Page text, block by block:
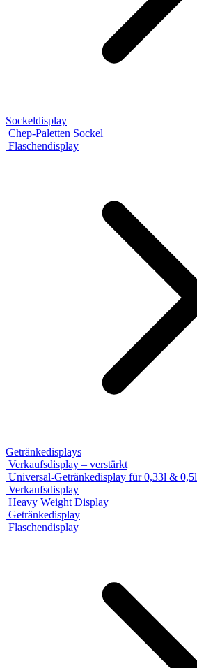
Sockeldisplay
Chep-Paletten Sockel
Flaschendisplay
Getränkedisplays
Verkaufsdisplay – verstärkt
Universal-Getränkedisplay für 0,33l & 0,5l
Verkaufsdisplay
Heavy Weight Display
Getränkedisplay
Flaschendisplay